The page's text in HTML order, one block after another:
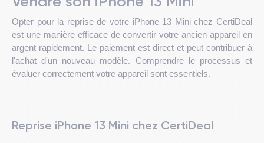
Opter pour la reprise de votre iPhone 13 Mini chez CertiDeal
est une manière efficace de convertir votre ancien appareil en
argent rapidement. Le paiement est direct et peut contribuer à
l'achat d'un nouveau modèle. Comprendre le processus et
évaluer correctement votre appareil sont essentiels.
Reprise iPhone 13 Mini chez CertiDeal